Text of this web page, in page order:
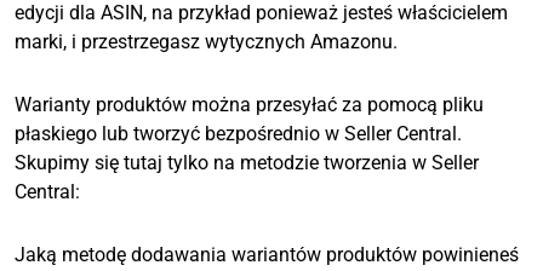
edycji dla ASIN, na przykład ponieważ jesteś właścicielem
marki, i przestrzegasz wytycznych Amazonu.
Warianty produktów można przesyłać za pomocą pliku
płaskiego lub tworzyć bezpośrednio w Seller Central.
Skupimy się tutaj tylko na metodzie tworzenia w Seller
Central:
Jaką metodę dodawania wariantów produktów powinieneś